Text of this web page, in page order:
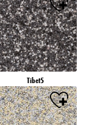
Tibet5